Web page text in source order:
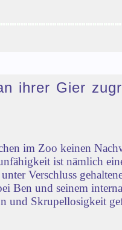
ihrer Gier
im Zoo keinen
ist nämlich
Verschluss
Ben und seinem
und Skrupellosigkeit